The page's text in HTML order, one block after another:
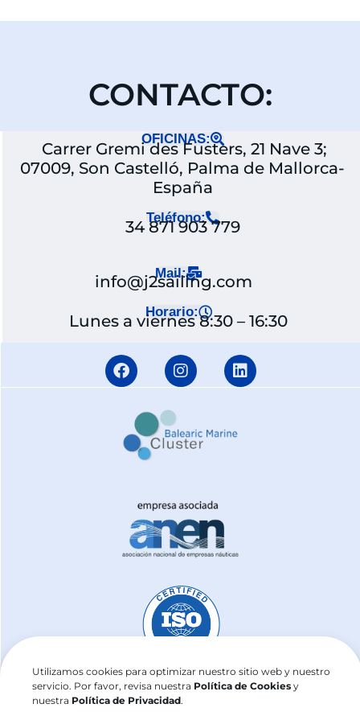
Utilizamos cookies para optimizar nuestro sitio web y nuestro
servicio. Por favor, revisa nuestra Política de Cookies y
nuestra Política de Privacidad.
CONTACTO:
OFICINAS:
Carrer Gremi des Fusters, 21 Nave 3;
07009, Son Castelló, Palma de Mallorca-
España
Teléfono:
34 871 903 779
Mail:
info@j2sailing.com
Horario:
Lunes a viernes 8:30 – 16:30